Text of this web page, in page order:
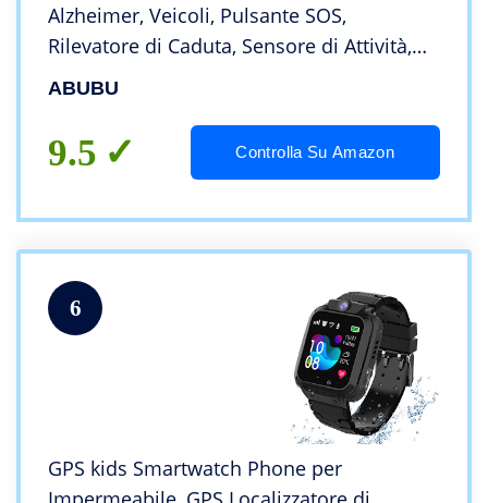
Alzheimer, Veicoli, Pulsante SOS,
Rilevatore di Caduta, Sensore di Attività,
App e Manuale in Lingua spagnola,
ABUBU
9.5 Controlla Su Amazon
6
GPS kids Smartwatch Phone per